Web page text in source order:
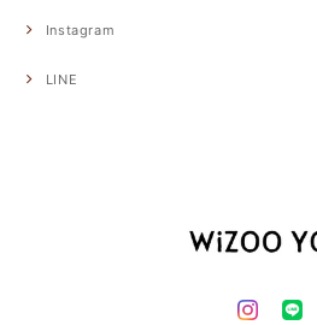
Instagram
LINE